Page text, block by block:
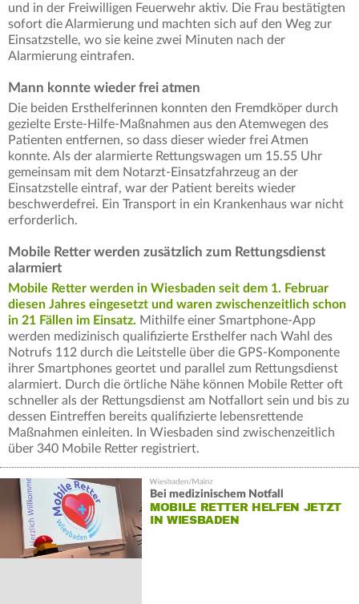
und in der Freiwilligen Feuerwehr aktiv. Die Frau bestätigten
sofort die Alarmierung und machten sich auf den Weg zur
Einsatzstelle, wo sie keine zwei Minuten nach der
Alarmierung eintrafen.
Mann konnte wieder frei atmen
Die beiden Ersthelferinnen konnten den Fremdköper durch
gezielte Erste-Hilfe-Maßnahmen aus den Atemwegen des
Patienten entfernen, so dass dieser wieder frei Atmen
konnte. Als der alarmierte Rettungswagen um 15.55 Uhr
gemeinsam mit dem Notarzt-Einsatzfahrzeug an der
Einsatzstelle eintraf, war der Patient bereits wieder
beschwerdefrei. Ein Transport in ein Krankenhaus war nicht
erforderlich.
Mobile Retter werden zusätzlich zum Rettungsdienst
alarmiert
Mobile Retter werden in Wiesbaden seit dem 1. Februar
diesen Jahres eingesetzt und waren zwischenzeitlich schon
in 21 Fällen im Einsatz. Mithilfe einer Smartphone-App
werden medizinisch qualifizierte Ersthelfer nach Wahl des
Notrufs 112 durch die Leitstelle über die GPS-Komponente
ihrer Smartphones geortet und parallel zum Rettungsdienst
alarmiert. Durch die örtliche Nähe können Mobile Retter oft
schneller als der Rettungsdienst am Notfallort sein und bis zu
dessen Eintreffen bereits qualifizierte lebensrettende
Maßnahmen einleiten. In Wiesbaden sind zwischenzeitlich
über 340 Mobile Retter registriert.
Bei medizinischem Notfall
MOBILE RETTER HELFEN JETZT
IN WIESBADEN